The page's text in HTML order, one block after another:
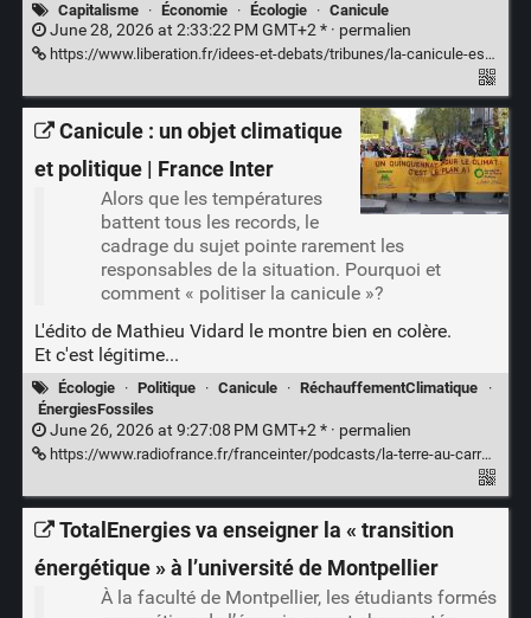
Capitalisme · Économie · Écologie · Canicule
June 28, 2026 at 2:33:22 PM GMT+2 * · permalien
https://www.liberation.fr/idees-et-debats/tribunes/la-canicule-est-un-krach-ecolonomique-20260628_JBPNKF4BF5EJTBVAWAXFIXHZVQ/
Canicule : un objet climatique
et politique | France Inter
Alors que les températures
battent tous les records, le
cadrage du sujet pointe rarement les
responsables de la situation. Pourquoi et
comment « politiser la canicule »?
L'édito de Mathieu Vidard le montre bien en colère.
Et c'est légitime...
Écologie · Politique · Canicule · RéchauffementClimatique
·
ÉnergiesFossiles
June 26, 2026 at 9:27:08 PM GMT+2 * · permalien
https://www.radiofrance.fr/franceinter/podcasts/la-terre-au-carre/la-terre-au-carre-du-vendredi-26-juin-2026-5209387
TotalEnergies va enseigner la « transition
énergétique » à l’université de Montpellier
À la faculté de Montpellier, les étudiants formés